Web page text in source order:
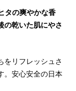
タの爽やかな香
の乾いた肌にやさ
をリフレッシュさ
。安心安全の日本